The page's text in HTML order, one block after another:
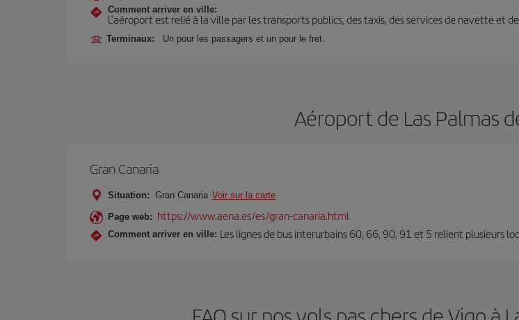
Comment arriver en ville:
L’aéroport est relié à la ville par les transports publics, des taxis, des services de navette et
Terminaux: Un pour les passagers et un pour le fret.
Aéroport de Las Palmas
Gran Canaria
Situation: Gran Canaria Voir sur la carte
Page web: https://www.aena.es/es/gran-canaria.html
Comment arriver en ville: Les lignes de bus interurbains 60, 66, 90, 91 et 5 relient plusieurs